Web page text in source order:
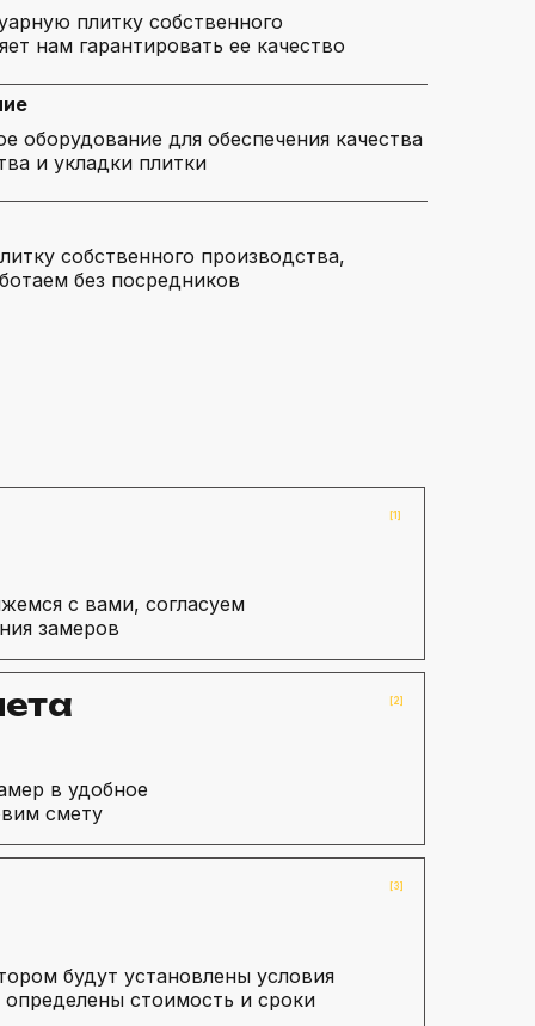
плитку собственного
нам гарантировать ее качество
оборудование для обеспечения качества
и укладки плитки
собственного производства,
без посредников
[1]
с вами, согласуем
замеров
[2]
в удобное
смету
[3]
будут установлены условия
стоимость и сроки